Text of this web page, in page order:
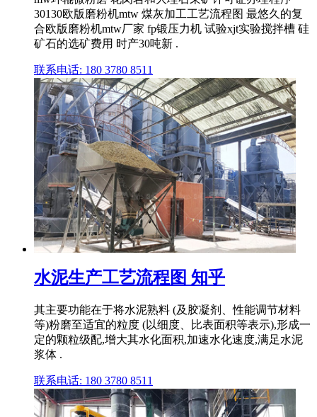
30130欧版磨粉机mtw 煤灰加工工艺流程图 最悠久的复
合欧版磨粉机mtw厂家 fp锻压力机 试验xjt实验搅拌槽 硅
矿石的选矿费用 时产30吨新 .
联系电话: 180 3780 8511
水泥生产工艺流程图 知乎
其主要功能在于将水泥熟料 (及胶凝剂、性能调节材料
等)粉磨至适宜的粒度 (以细度、比表面积等表示),形成一
定的颗粒级配,增大其水化面积,加速水化速度,满足水泥
浆体 .
联系电话: 180 3780 8511